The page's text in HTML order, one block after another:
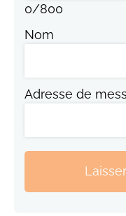
0/800
Nom
Adresse de